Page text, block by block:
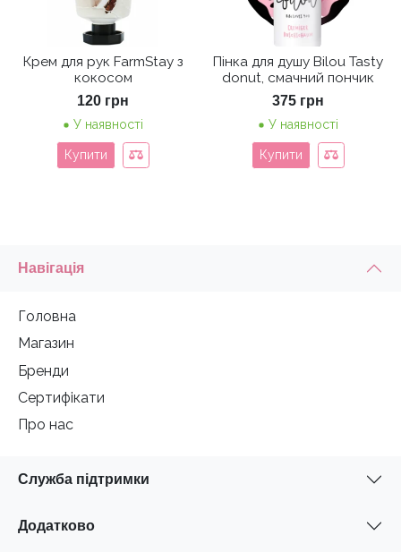
Крем для рук FarmStay з
кокосом
120 грн
У наявності
Купити
Пінка для душу Bilou Tasty
donut, смачний пончик
375 грн
У наявності
Купити
Навігація
Головна
Магазин
Бренди
Сертифікати
Про нас
Служба підтримки
Додатково